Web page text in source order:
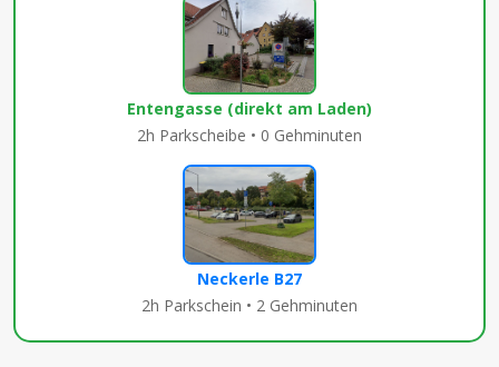
Entengasse (direkt am Laden)
2h Parkscheibe • 0 Gehminuten
Neckerle B27
2h Parkschein • 2 Gehminuten